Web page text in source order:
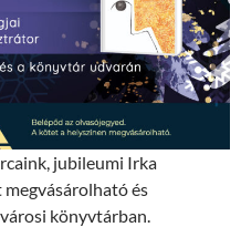
jubileumi Irka
és
könyvtárban.